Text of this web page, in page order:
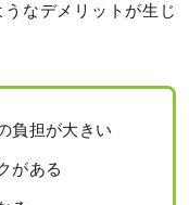
なデメリットが生じ
負担が大きい
がある